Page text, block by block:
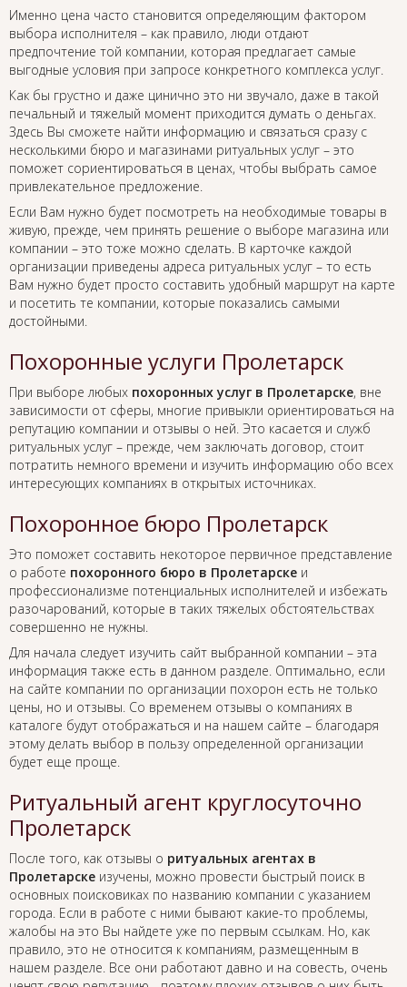
Именно цена часто становится определяющим фактором
выбора исполнителя – как правило, люди отдают
предпочтение той компании, которая предлагает самые
выгодные условия при запросе конкретного комплекса услуг.
Как бы грустно и даже цинично это ни звучало, даже в такой
печальный и тяжелый момент приходится думать о деньгах.
Здесь Вы сможете найти информацию и связаться сразу с
несколькими бюро и магазинами ритуальных услуг – это
поможет сориентироваться в ценах, чтобы выбрать самое
привлекательное предложение.
Если Вам нужно будет посмотреть на необходимые товары в
живую, прежде, чем принять решение о выборе магазина или
компании – это тоже можно сделать. В карточке каждой
организации приведены адреса ритуальных услуг – то есть
Вам нужно будет просто составить удобный маршрут на карте
и посетить те компании, которые показались самыми
достойными.
Похоронные услуги Пролетарск
При выборе любых похоронных услуг в Пролетарске, вне
зависимости от сферы, многие привыкли ориентироваться на
репутацию компании и отзывы о ней. Это касается и служб
ритуальных услуг – прежде, чем заключать договор, стоит
потратить немного времени и изучить информацию обо всех
интересующих компаниях в открытых источниках.
Похоронное бюро Пролетарск
Это поможет составить некоторое первичное представление
о работе похоронного бюро в Пролетарске и
профессионализме потенциальных исполнителей и избежать
разочарований, которые в таких тяжелых обстоятельствах
совершенно не нужны.
Для начала следует изучить сайт выбранной компании – эта
информация также есть в данном разделе. Оптимально, если
на сайте компании по организации похорон есть не только
цены, но и отзывы. Со временем отзывы о компаниях в
каталоге будут отображаться и на нашем сайте – благодаря
этому делать выбор в пользу определенной организации
будет еще проще.
Ритуальный агент круглосуточно
Пролетарск
После того, как отзывы о ритуальных агентах в
Пролетарске изучены, можно провести быстрый поиск в
основных поисковиках по названию компании с указанием
города. Если в работе с ними бывают какие-то проблемы,
жалобы на это Вы найдете уже по первым ссылкам. Но, как
правило, это не относится к компаниям, размещенным в
нашем разделе. Все они работают давно и на совесть, очень